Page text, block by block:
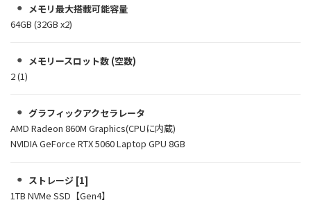
メモリ最大搭載可能容量
64GB (32GB x2)
メモリースロット数 (空数)
2 (1)
グラフィックアクセラレータ
AMD Radeon 860M Graphics(CPUに内蔵)
NVIDIA GeForce RTX 5060 Laptop GPU 8GB
ストレージ [1]
1TB NVMe SSD【Gen4】